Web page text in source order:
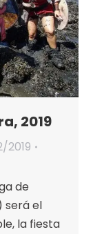
2019
2019
de
será el
la fiesta